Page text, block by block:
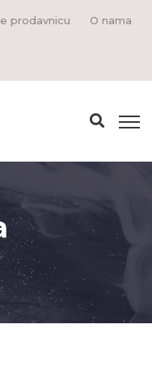
prodavnicu O nama